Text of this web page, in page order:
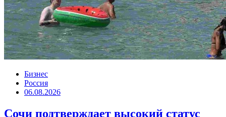
Бизнес
Россия
06.08.2026
Сочи подтверждает высокий статус